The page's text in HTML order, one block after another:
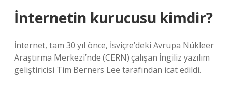
İnternetin kurucusu kimdir?
İnternet, tam 30 yıl önce, İsviçre’deki Avrupa Nükleer
Araştırma Merkezi’nde (CERN) çalışan İngiliz yazılım
geliştiricisi Tim Berners Lee tarafından icat edildi.